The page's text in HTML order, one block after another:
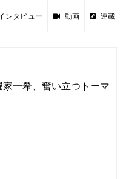
ンタビュー 動画 連載
一希、奮い立つトーマ